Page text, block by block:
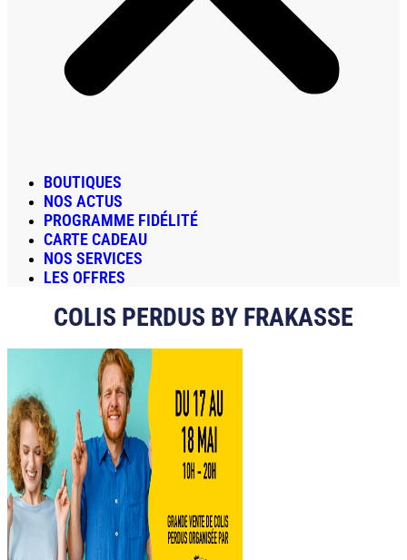
BOUTIQUES
NOS ACTUS
PROGRAMME FIDÉLITÉ
CARTE CADEAU
NOS SERVICES
LES OFFRES
COLIS PERDUS BY FRAKASSE